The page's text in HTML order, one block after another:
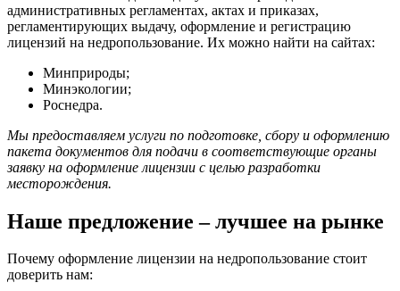
административных регламентах, актах и приказах,
регламентирующих выдачу, оформление и регистрацию
лицензий на недропользование. Их можно найти на сайтах:
Минприроды;
Минэкологии;
Роснедра.
Мы предоставляем услуги по подготовке, сбору и оформлению
пакета документов для подачи в соответствующие органы
заявку на оформление лицензии с целью разработки
месторождения.
Наше предложение – лучшее на рынке
Почему оформление лицензии на недропользование стоит
доверить нам: